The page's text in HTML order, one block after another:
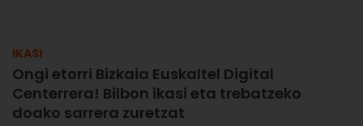
IKASI
Ongi etorri Bizkaia Euskaltel Digital
Centerrera! Bilbon ikasi eta trebatzeko
doako sarrera zuretzat